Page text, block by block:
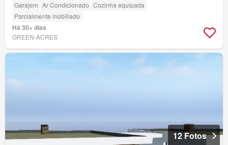
Garajem Ar Condicionado Cozinha equipada
Parcialmente mobiliado
Há 30+ dias
GREEN-ACRES
12 Fotos